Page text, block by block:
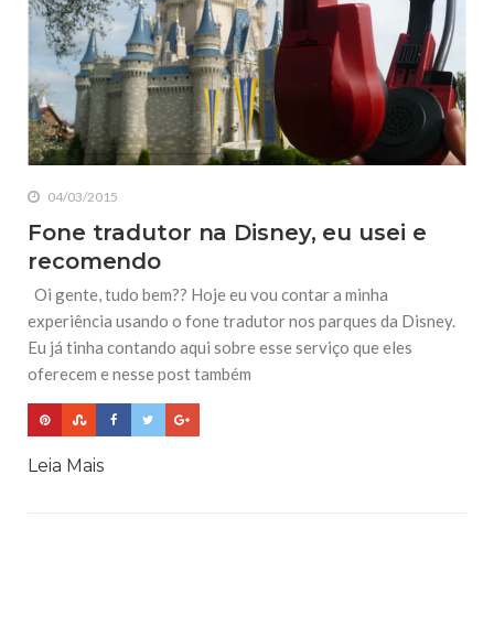
04/03/2015
Fone tradutor na Disney, eu usei e
recomendo
Oi gente, tudo bem?? Hoje eu vou contar a minha
experiência usando o fone tradutor nos parques da Disney.
Eu já tinha contando aqui sobre esse serviço que eles
oferecem e nesse post também
Leia Mais